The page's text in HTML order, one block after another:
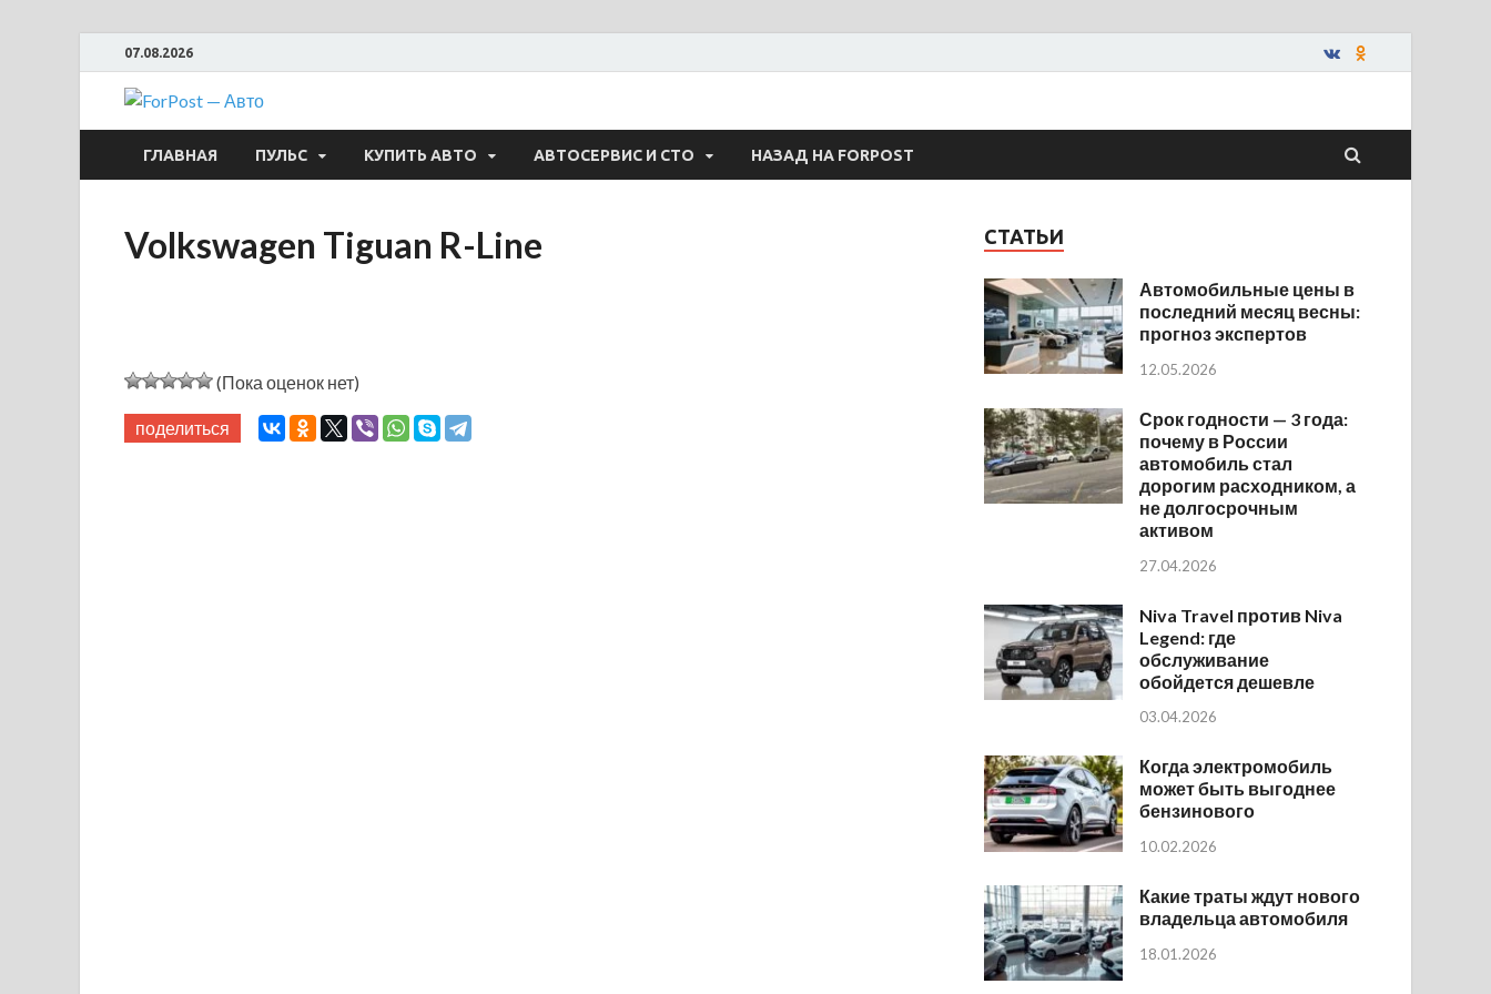
07.08.2026
ForPost — Авто
ГЛАВНАЯ ПУЛЬС КУПИТЬ АВТО АВТОСЕРВИС И СТО НАЗАД НА FORPOST
Volkswagen Tiguan R-Line
(Пока оценок нет)
поделиться
СТАТЬИ
Автомобильные цены в
последний месяц весны:
прогноз экспертов
12.05.2026
Срок годности — 3 года:
почему в России
автомобиль стал
дорогим расходником, а
не долгосрочным
активом
27.04.2026
Niva Travel против Niva
Legend: где
обслуживание
обойдется дешевле
03.04.2026
Когда электромобиль
может быть выгоднее
бензинового
10.02.2026
Какие траты ждут нового
владельца автомобиля
18.01.2026